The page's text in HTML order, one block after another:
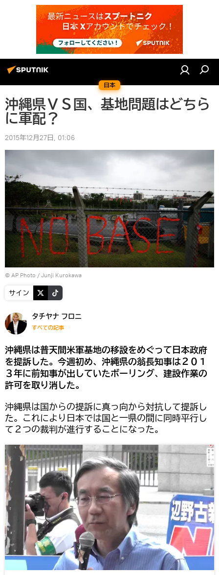
日本
沖縄県ＶＳ国、基地問題はどちら
に軍配？
2015年12月27日, 01:06
© AP Photo / Junji Kurokawa
サイン
タチヤナ フロニ
すべての記事
沖縄県は普天間米軍基地の移設をめぐって日本政府
を提訴した。今週初め、沖縄県の翁長知事は２０１
３年に前知事が出していたボーリング、建設作業の
許可を取り消した。
沖縄県は国からの提訴に真っ向から対抗して提訴し
た。これにより日本では国と一県の間に同時平行し
て２つの裁判が進行することになった。